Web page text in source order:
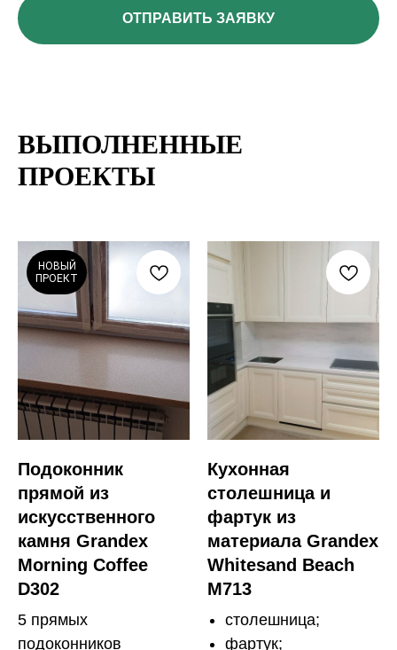
ОТПРАВИТЬ ЗАЯВКУ
ВЫПОЛНЕННЫЕ
ПРОЕКТЫ
НОВЫЙ
ПРОЕКТ
Подоконник
прямой из
искусственного
камня Grandex
Morning Coffee
D302
5 прямых
подоконников
Кухонная
столешница и
фартук из
материала Grandex
Whitesand Beach
M713
столешница;
фартук;